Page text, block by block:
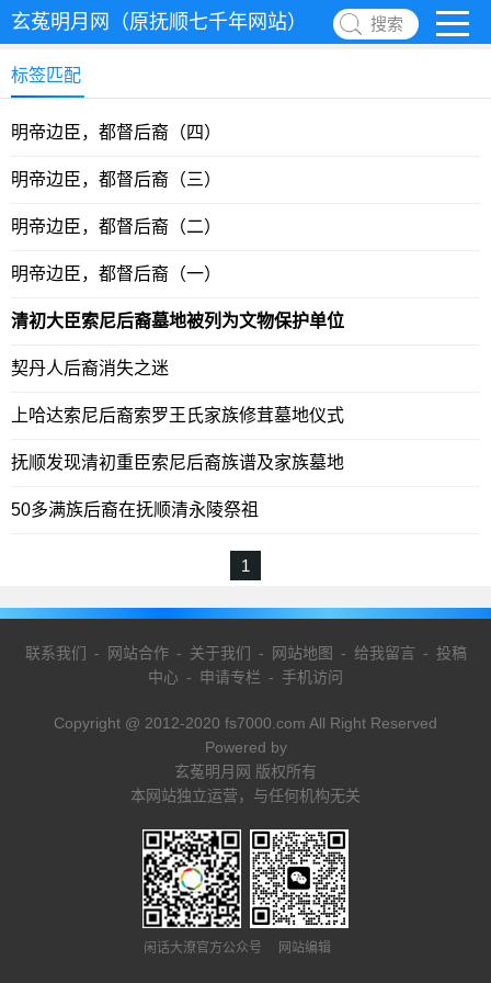
玄菟明月网（原抚顺七千年网站） 搜索
标签匹配
明帝边臣，都督后裔（四）
明帝边臣，都督后裔（三）
明帝边臣，都督后裔（二）
明帝边臣，都督后裔（一）
清初大臣索尼后裔墓地被列为文物保护单位
契丹人后裔消失之迷
上哈达索尼后裔索罗王氏家族修茸墓地仪式
抚顺发现清初重臣索尼后裔族谱及家族墓地
50多满族后裔在抚顺清永陵祭祖
1
联系我们 - 网站合作- 关于我们 - 网站地图 - 给我留言 - 投稿
中心 - 申请专栏 - 手机访问
Copyright @ 2012-2020 fs7000.com All Right Reserved
Powered by
玄菟明月网 版权所有
本网站独立运营，与任何机构无关
闲话大潦官方公众号 网站编辑